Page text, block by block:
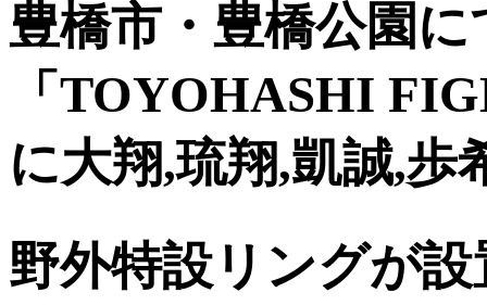
豊橋市・豊橋公園
「TOYOHASHI
に大翔,琉翔,凱誠,歩
野外特設リングが